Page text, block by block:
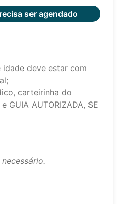
ser agendado
idade deve estar com
carteirinha do
GUIA AUTORIZADA, SE